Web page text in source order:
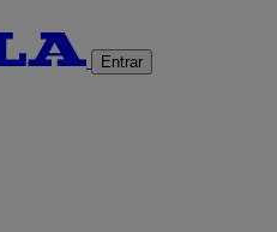
Entrar